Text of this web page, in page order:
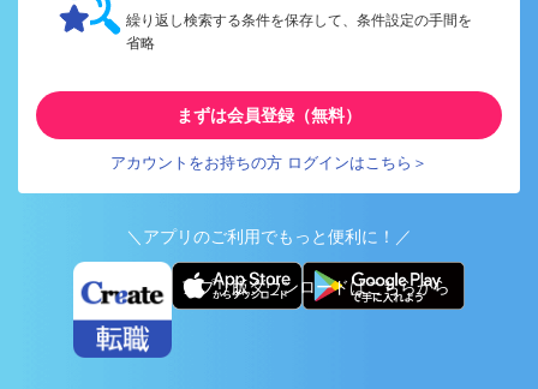
繰り返し検索する条件を保存して、条件設定の手間を
省略
まずは会員登録（無料）
アカウントをお持ちの方 ログインはこちら＞
＼アプリのご利用でもっと便利に！／
アプリ版ダウンロードはこちらから